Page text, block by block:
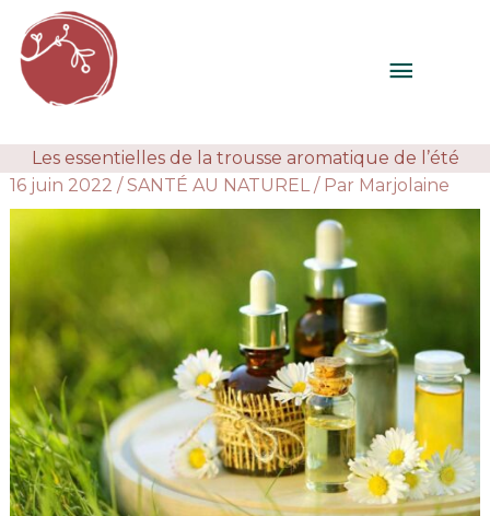
au
contenu
MENU
Les essentielles de la trousse aromatique de l’été
16 juin 2022 /SANTÉ AU NATUREL / Par Marjolaine